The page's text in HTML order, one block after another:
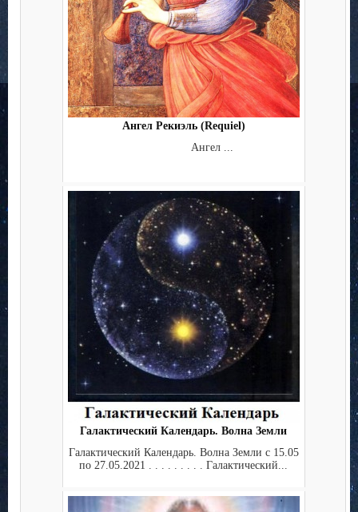
Ангел Рекиэль (Requiel)
Ангел ...
Галактический Календарь. Волна Земли
Галактический Календарь. Волна Земли с 15.05
по 27.05.2021 . . . . . . . . . Галактический...